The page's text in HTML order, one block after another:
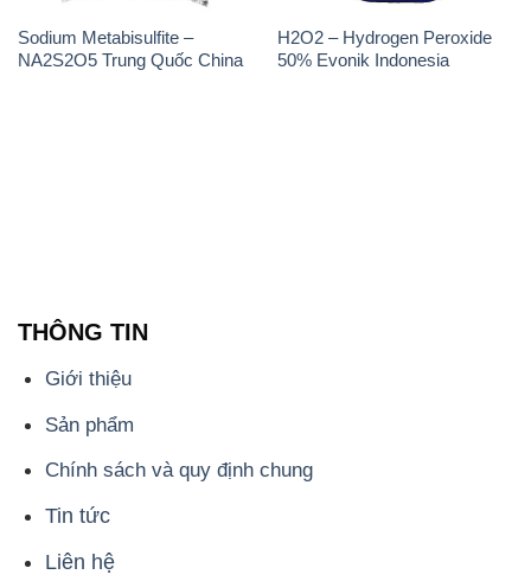
Sodium Metabisulfite –
NA2S2O5 Trung Quốc China
H2O2 – Hydrogen Peroxide
50% Evonik Indonesia
THÔNG TIN
Giới thiệu
Sản phẩm
Chính sách và quy định chung
Tin tức
Liên hệ